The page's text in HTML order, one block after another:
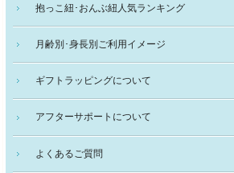
抱っこ紐･おんぶ紐人気ランキング
月齢別･身長別ご利用イメージ
ギフトラッピングについて
アフターサポートについて
よくあるご質問